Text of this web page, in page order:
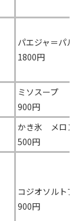
パエジャ＝パル
1800円
ミソスープ
900円
かき氷 メロン
500円
コジオソルトア
900円